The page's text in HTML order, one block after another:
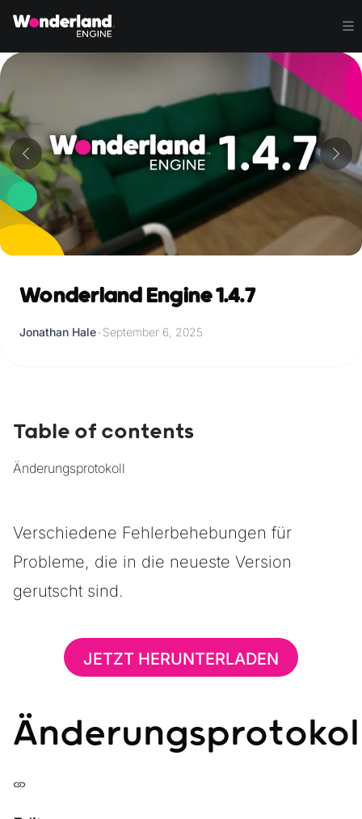
Wonderland Engine 1.4.7
Jonathan Hale• September 6, 2025
Verschiedene Fehlerbehebungen für
Probleme, die in die neueste Version
gerutscht sind.
JETZT HERUNTERLADEN
Table of contents
Änderungsprotokoll